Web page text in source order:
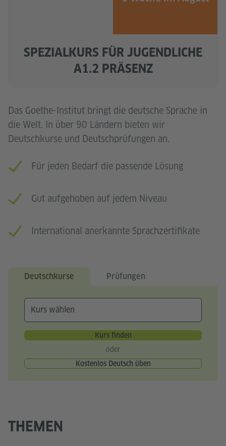
SPEZIALKURS FÜR JUGENDLICHE
A1.2 PRÄSENZ
Das Goethe-Institut bringt die deutsche Sprache in
die Welt. In über 90 Ländern bieten wir
Deutschkurse und Deutschprüfungen an.
Für jeden Bedarf die passende Lösung
Gut aufgehoben auf jedem Niveau
International anerkannte Sprachzertifikate
Deutschkurse Prüfungen
Kurs finden
oder
Kostenlos Deutsch üben
THEMEN